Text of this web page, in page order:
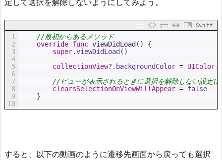
Swift
1
2
3
4
5
6
7
8
9
10
//最初からあるメソッド
override func viewDidLoad( )
{
super.viewDidLoad( )
collectionView? . backgroundColor = UIColor.
//ビューが表示されるときに選択を解除しない設定に
clearsSelectionOnViewWillAppear = false
}
すると、以下の動画のように遷移先画面から戻っても選択